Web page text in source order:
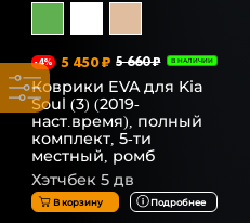
-4% 5 450 ₽ 5 660 ₽ В НАЛИЧИИ
Коврики EVA для Kia
Soul (3) (2019-
наст.время), полный
комплект, 5-ти
местный, ромб
Хэтчбек 5 дв
В корзину Подробнее